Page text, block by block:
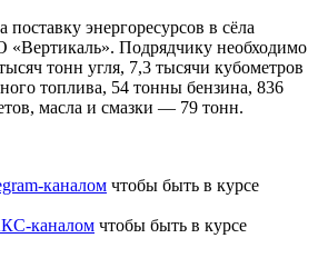
энергоресурсов в сёла
«Вертикаль». Подрядчику необходимо
тонн угля, 7,3 тысячи кубометров
топлива, 54 тонны бензина, 836
масла и смазки — 79 тонн.
каналом чтобы быть в курсе
каналом чтобы быть в курсе